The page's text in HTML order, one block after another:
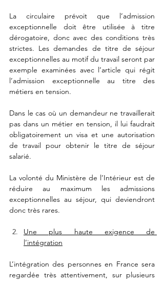
La circulaire prévoit que l’admission
exceptionnelle doit être utilisée à titre
dérogatoire, donc avec des conditions très
strictes. Les demandes de titre de séjour
exceptionnelles au motif du travail seront par
exemple examinées avec l’article qui régit
l’admission exceptionnelle au titre des
métiers en tension.
Dans le cas où un demandeur ne travaillerait
pas dans un métier en tension, il lui faudrait
obligatoirement un visa et une autorisation
de travail pour obtenir le titre de séjour
salarié.
La volonté du Ministère de l’Intérieur est de
réduire au maximum les admissions
exceptionnelles au séjour, qui deviendront
donc très rares.
Une plus haute exigence de
l’intégration
L’intégration des personnes en France sera
regardée très attentivement, sur plusieurs